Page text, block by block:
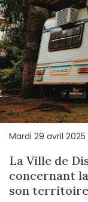
Mardi 29 avril 2025
La Ville de
concernant
son